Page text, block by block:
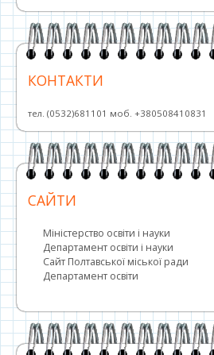
КОНТАКТИ
тел. (0532)681101 моб. +380508410831
САЙТИ
Міністерство освіти і науки
Департамент освіти і науки
Сайт Полтавської міської ради
Департамент освіти